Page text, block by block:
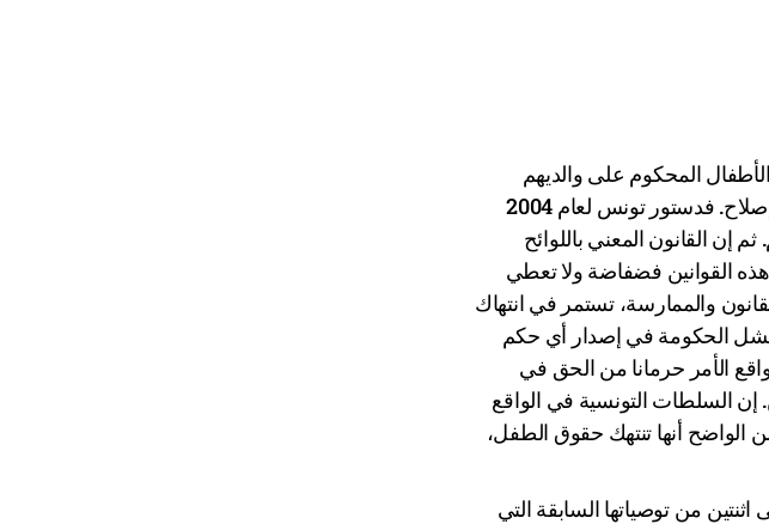
المحكوم على والديهم
بالإعدام باعتبار ذلك مثالا يبين أن قوانين تونس غير منسجمة مع الاتفاقية وأنها لا تزال في حاجة إلى الإصلاح. فدستور تونس لعام 2004
القانون المعني باللوائح
القوانين فضفاضة ولا تعطي
والممارسة، تستمر في انتهاك
وجود اتصال جسدي)، وفشل الحكومة في إصدار أي حكم
الأمر حرمانا من الحق في
إن السلطات التونسية في الواقع
الواضح أنها تنتهك حقوق الطفل،
من توصياتها السابقة التي